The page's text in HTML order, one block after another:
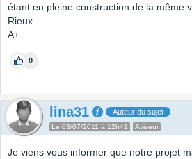
étant en pleine construction de la même
Rieux
A+
0
lina31 Auteur du sujet
Le 03/07/2011 à 12h41 Aviseur
Je viens vous informer que notre projet